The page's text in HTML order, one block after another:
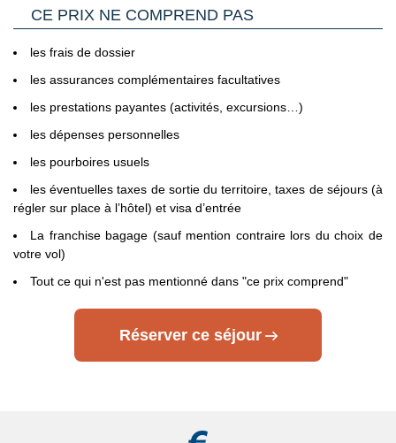
Nationale d'Identité française expirée peut être tolérée. En
C’est pourquoi il est impératif de privilégier un passeport
valide à une Carte Nationale d'Identité expirée, même dans
françaises comme toujours en cours de validité.
Voyageurs mineurs voyageant seul
Cliquant ici.
Transit par la Grande Bretagne, les Etat-Unis et le Canada
des formalités spécifiques s'appliquent.
Nous vous invitons à
consulter les sites ci-dessous pour plus d’information :
- Grande Bretagne : sur le site du gouvernement britannique
en
- Etats Unis : sur le site du Service Public en
Cliquant ici.
CE PRIX NE COMPREND PAS
les frais de dossier
les assurances complémentaires facultatives
les prestations payantes (activités, excursions…)
les dépenses personnelles
les pourboires usuels
les éventuelles taxes de sortie du territoire, taxes de séjours (à
régler sur place à l’hôtel) et visa d’entrée
La franchise bagage (sauf mention contraire lors du choix de
votre vol)
Tout ce qui n'est pas mentionné dans "ce prix comprend"
Réserver ce séjour